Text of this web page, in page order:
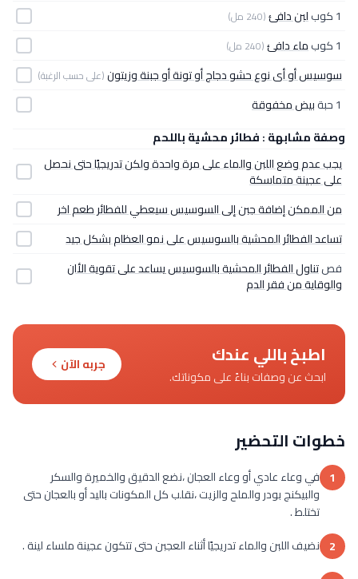
1 كوب لبن دافئ(240 مل)
1 كوب ماء دافئ(240 مل)
سوسيس أو أى نوع حشو دجاج أو تونة أو جبنة وزيتون(على حسب الرغبة)
1 حبة
بيض مخفوقة
وصفة مشابهة : فطائر محشية باللحم
يجب عدم وضع اللبن والماء على مرة واحدة ولكن تدريجيًا حتى نحصل
على عجينة متماسكة
من الممكن إضافة جبن إلى السوسيس سيعطي للفطائر طعم اخر
تساعد الفطائر المحشية بالسوسيس على نمو العظام بشكل جيد
فصتناول الفطائر المحشية بالسوسيس يساعد على تقوية الأان
والوقاية من فقر الدم
اطبخ باللي عندك
ابحث عن وصفات بناءً على مكوناتك.
جربه الآن
خطوات التحضير
1 في وعاء عادي أو وعاء العجان ،نضع الدقيق والخميرة والسكر
والبيكنج بودر والملح والزيت ،نقلب كل المكونات باليد أو بالعجان حتى
تختلط .
2 نضيف اللبن والماء تدريجيًا أثناء العجبن حتى تتكون عجينة ملساء لينة .